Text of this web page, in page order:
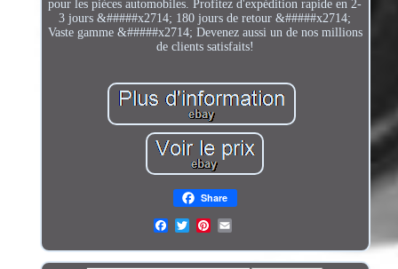
pour les pièces automobiles. Profitez d'expédition rapide en 2-
3 jours &#####x2714; 180 jours de retour &#####x2714;
Vaste gamme &#####x2714; Devenez aussi un de nos millions
de clients satisfaits!
Share